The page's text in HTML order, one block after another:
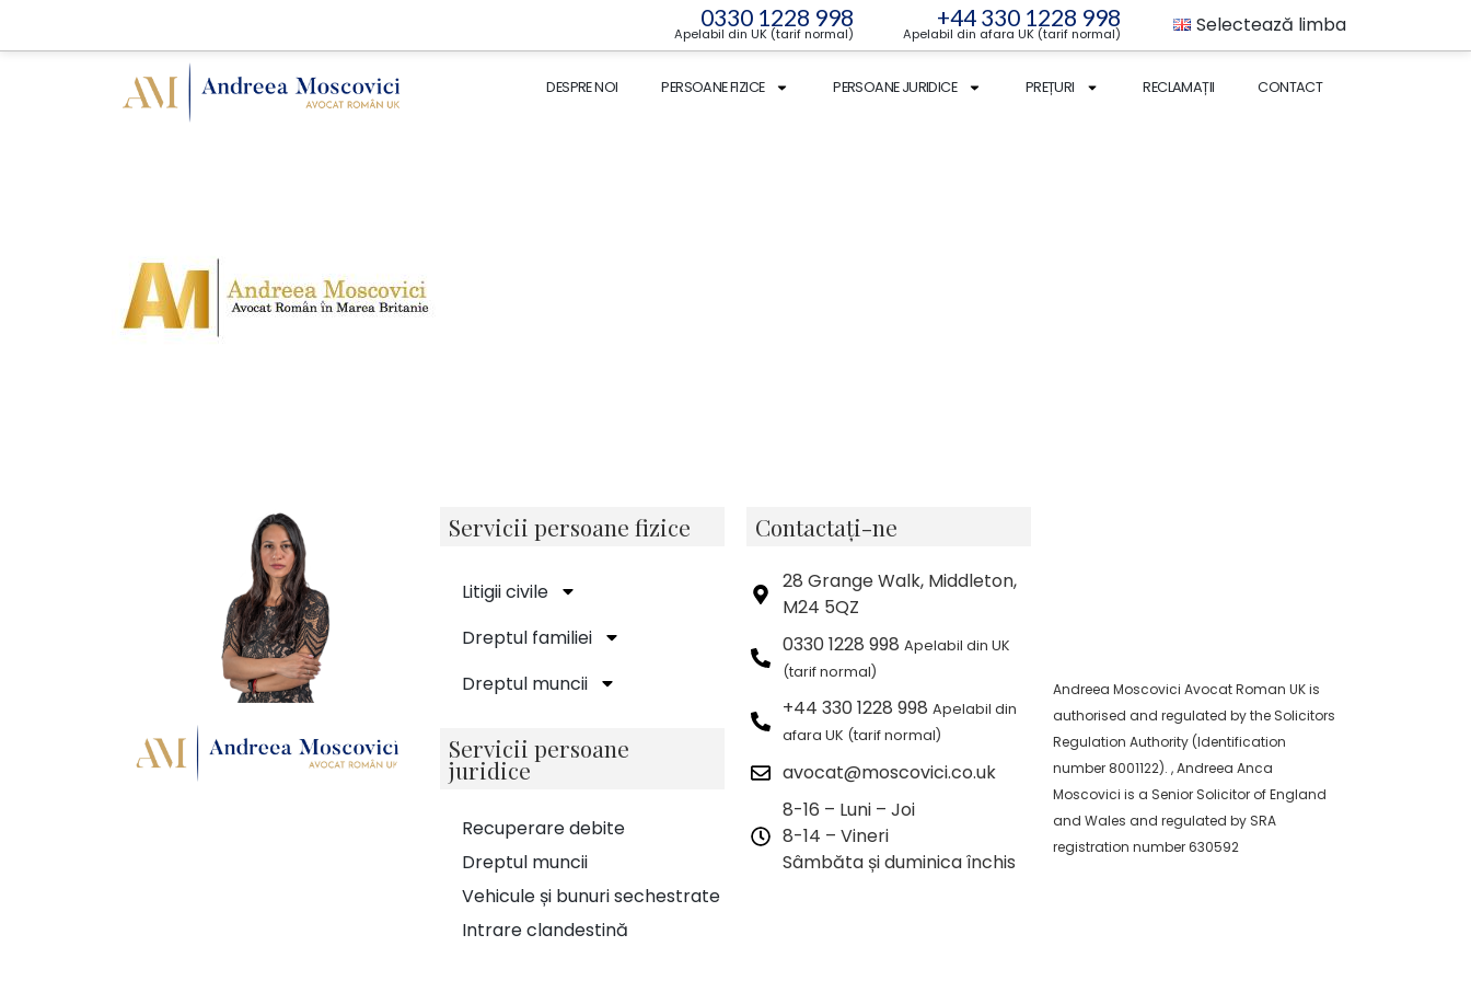
0330 1228 998
Apelabil din UK (tarif normal)
+44 330 1228 998
Apelabil din afara UK (tarif normal) Selectează limba
DESPRE NOI PERSOANE FIZICE PERSOANE JURIDICE PREȚURI RECLAMAȚII CONTACT
Servicii persoane fizice
Litigii civile
Dreptul familiei
Dreptul muncii
Servicii persoane
juridice
Recuperare debite
Dreptul muncii
Vehicule și bunuri sechestrate
Intrare clandestină
Contactați-ne
28 Grange Walk, Middleton,
M24 5QZ
0330 1228 998 Apelabil din UK
(tarif normal)
+44 330 1228 998 Apelabil din
afara UK (tarif normal)
avocat@moscovici.co.uk
8-16 – Luni – Joi
8-14 – Vineri
Sâmbăta și duminica închis
Andreea Moscovici Avocat Roman UK is
authorised and regulated by the Solicitors
Regulation Authority (Identification
number 8001122). , Andreea Anca
Moscovici is a Senior Solicitor of England
and Wales and regulated by SRA
registration number 630592